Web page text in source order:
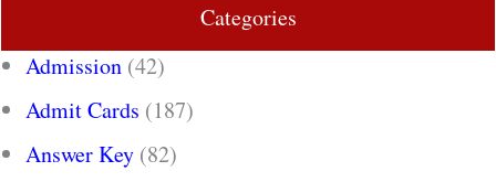
Categories
Admission (42)
Admit Cards (187)
Answer Key (82)